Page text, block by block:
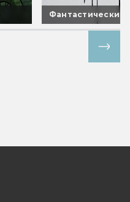
Фантастические